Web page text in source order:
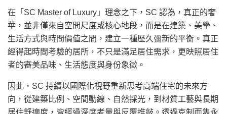
在「SC Master of Luxury」理念之下，SC 認為，真正的奢
華，並非僅來自空間尺度或核心地段，而是在建築、美學、
生活方式與時間價值之間，建立一種歷久彌新的平衡。真正
經得起時間考驗的居所，不只是滿足居住需求，更映照居住
者的審美品味、生活態度與身份象徵。
因此，SC 持續以國際化視野重新思考高端住宅的未來方
向，從建築比例、空間動線、自然採光，到材質工藝與長期
居住舒適度，皆經過深度考量與反覆推敲。透過克制而雋永